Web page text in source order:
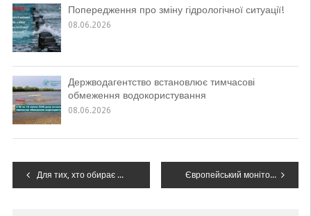
Попередження про зміну гідрологічної ситуації!
08.06.2026
Держводагентство встановлює тимчасові
обмеження водокористування
08.06.2026
Навігація
Для тих, хто обирає життя: перший випуск журналу науково-популярного журналу«Довкілля України» Європейський моніторинг вод в Україні – шлях, яким можна пишатися